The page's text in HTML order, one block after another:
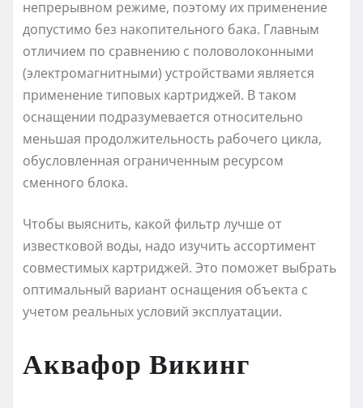
непрерывном режиме, поэтому их применение
допустимо без накопительного бака. Главным
отличием по сравнению с половолоконными
(электромагнитными) устройствами является
применение типовых картриджей. В таком
оснащении подразумевается относительно
меньшая продолжительность рабочего цикла,
обусловленная ограниченным ресурсом
сменного блока.
Чтобы выяснить, какой фильтр лучше от
известковой воды, надо изучить ассортимент
совместимых картриджей. Это поможет выбрать
оптимальный вариант оснащения объекта с
учетом реальных условий эксплуатации.
Аквафор Викинг